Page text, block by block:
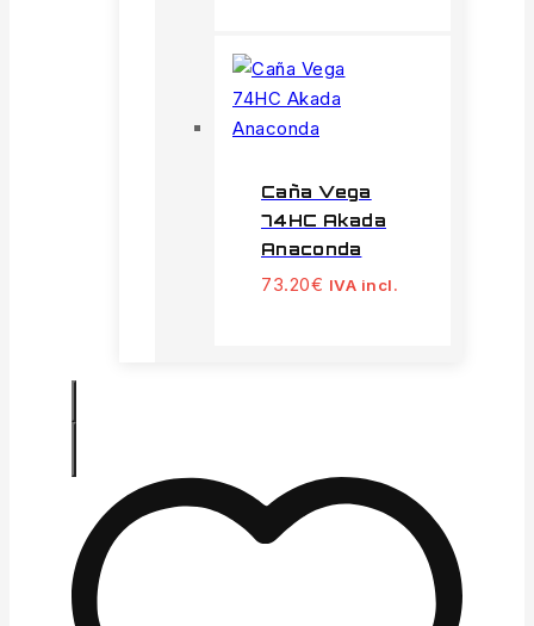
Caña Vega
74HC Akada
Anaconda
73.20€ IVA incl.